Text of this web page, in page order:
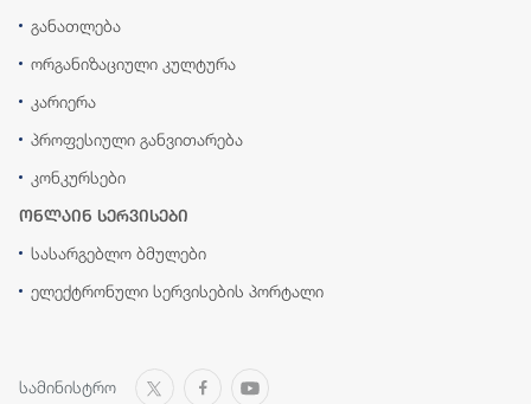
განათლება
ორგანიზაციული კულტურა
კარიერა
პროფესიული განვითარება
კონკურსები
ონლაინ სერვისები
სასარგებლო ბმულები
ელექტრონული სერვისების პორტალი
სამინისტრო